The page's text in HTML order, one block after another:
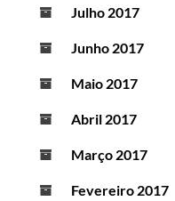
Julho 2017
Junho 2017
Maio 2017
Abril 2017
Março 2017
Fevereiro 2017